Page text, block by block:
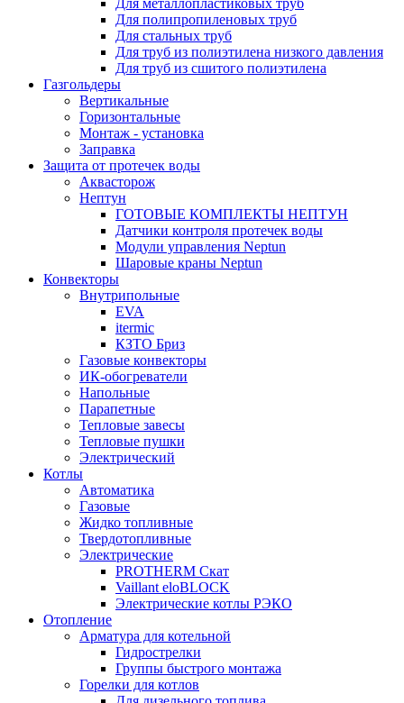
Для металлопластиковых труб
Для полипропиленовых труб
Для стальных труб
Для труб из полиэтилена низкого давления
Для труб из сшитого полиэтилена
Газгольдеры
Вертикальные
Горизонтальные
Монтаж - установка
Заправка
Защита от протечек воды
Аквасторож
Нептун
ГОТОВЫЕ КОМПЛЕКТЫ НЕПТУН
Датчики контроля протечек воды
Модули управления Neptun
Шаровые краны Neptun
Конвекторы
Внутрипольные
EVA
itermic
КЗТО Бриз
Газовые конвекторы
ИК-обогреватели
Напольные
Парапетные
Тепловые завесы
Тепловые пушки
Электрический
Котлы
Автоматика
Газовые
Жидко топливные
Твердотопливные
Электрические
PROTHERM Скат
Vaillant eloBLOCK
Электрические котлы РЭКО
Отопление
Арматура для котельной
Гидрострелки
Группы быстрого монтажа
Горелки для котлов